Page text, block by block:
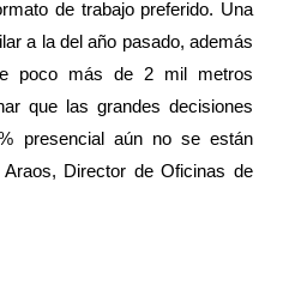
de trabajo preferido. Una
a la del año pasado, además
poco más de 2 mil metros
que las grandes decisiones
presencial aún no se están
Director de Oficinas de